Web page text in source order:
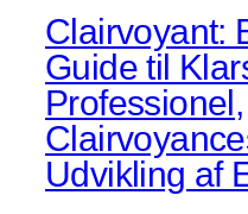
Clairvoyant:
Guide til
Professionel,
Udvikling af